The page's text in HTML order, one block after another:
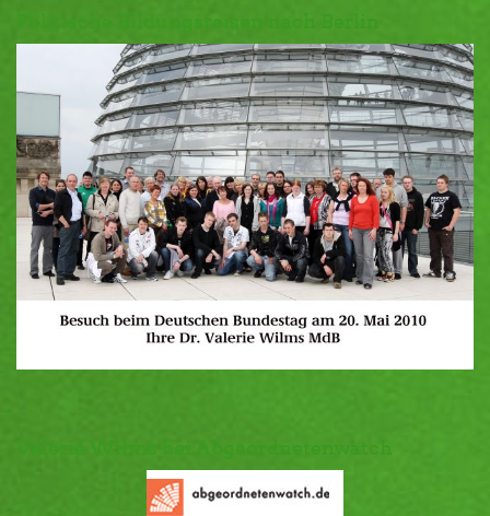
Politische Bildungsreisen nach Berlin